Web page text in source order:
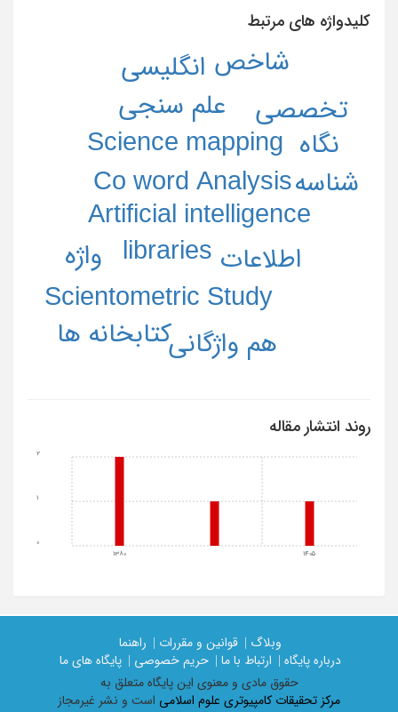
کلیدواژه های مرتبط
Artificial intelligence
Co word Analysis
libraries
Science mapping
Scientometric Study
علم سنجی
هم واژگانیکتابخانه ها
اطلاعات
انگلیسی
تخصصی
شاخص
شناسه
نگاه
واژه
روند انتشار مقاله
1380 1405
0
1
2
وبلاگ | قوانین و مقررات |
راهنما
درباره پایگاه |
ارتباط با ما | حریم خصوصی |
پایگاه های ما
حقوق مادی و معنوی اين پايگاه متعلق به
مرکز تحقیقات کامپیوتری علوم اسلامی است و نشر غیرمجاز